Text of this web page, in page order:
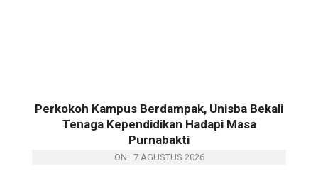
Perkokoh Kampus Berdampak, Unisba Bekali
Tenaga Kependidikan Hadapi Masa
Purnabakti
ON: 7 AGUSTUS 2026